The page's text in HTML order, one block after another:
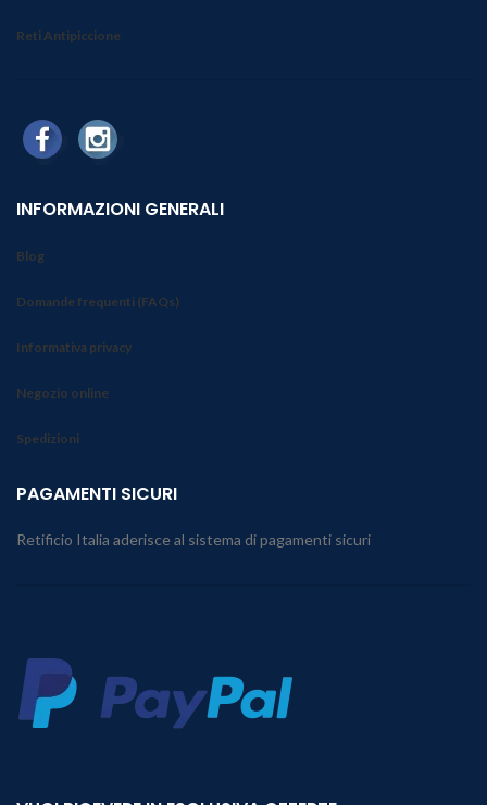
Reti Antipiccione
INFORMAZIONI GENERALI
Blog
Domande frequenti (FAQs)
Informativa privacy
Negozio online
Spedizioni
PAGAMENTI SICURI
Retificio Italia aderisce al sistema di pagamenti sicuri